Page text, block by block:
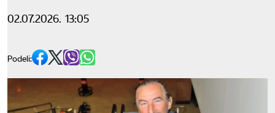
02.07.2026. 13:05
Podeli: